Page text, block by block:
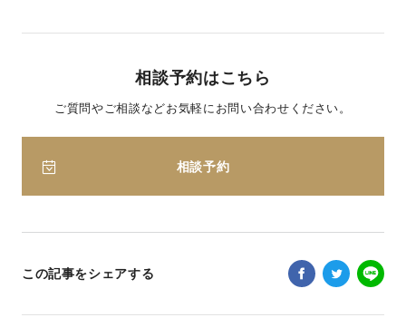
相談予約はこちら
ご質問やご相談などお気軽にお問い合わせください。
相談予約
この記事をシェアする